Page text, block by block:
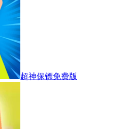
超神保镖免费版